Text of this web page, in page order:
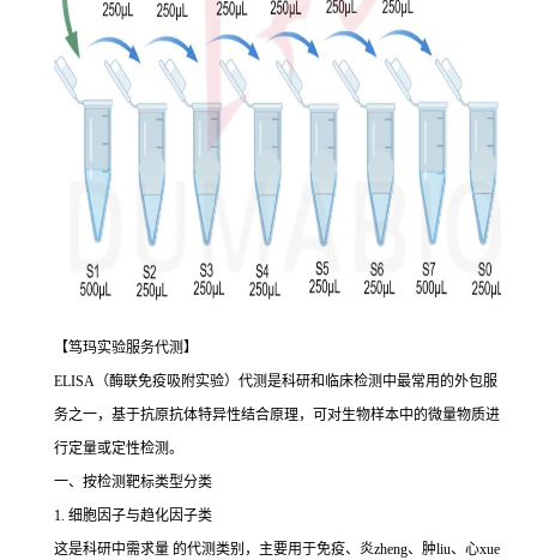
【笃玛实验服务代测】
ELISA（酶联免疫吸附实验）代测是科研和临床检测中最常用的外包服
务之一，基于抗原抗体特异性结合原理，可对生物样本中的微量物质进
行定量或定性检测。
一、按检测靶标类型分类
1. 细胞因子与趋化因子类
这是科研中需求量 的代测类别，主要用于免疫、炎zheng、肿liu、心xue